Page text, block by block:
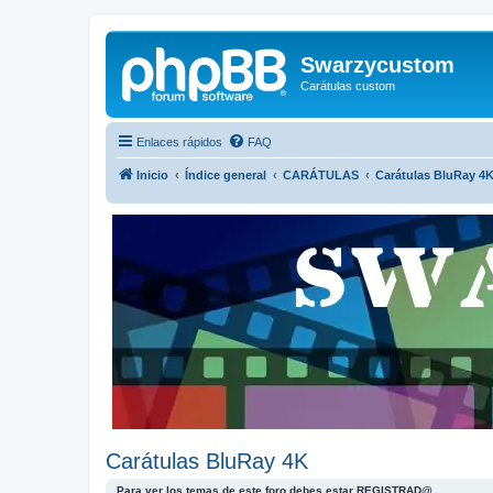
Swarzycustom
Carátulas custom
Enlaces rápidos FAQ
Inicio Índice general CARÁTULAS Carátulas BluRay 4K
Carátulas BluRay 4K
Para ver los temas de este foro debes estar REGISTRAD@.